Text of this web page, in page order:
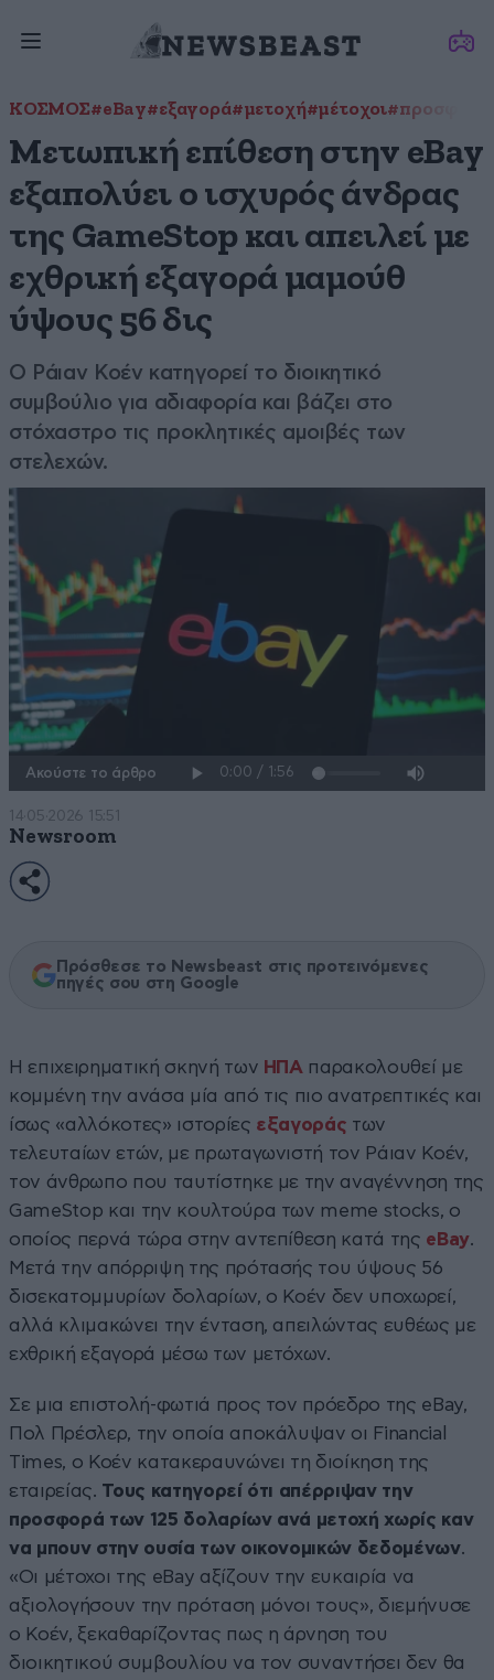
ΚΟΣΜΟΣ#eBay#εξαγορά#μετοχή#μέτοχοι#προσφορά
Μετωπική επίθεση στην eBay
εξαπολύει ο ισχυρός άνδρας
της GameStop και απειλεί με
εχθρική εξαγορά μαμούθ
ύψους 56 δις
Ο Ράιαν Κοέν κατηγορεί το διοικητικό
συμβούλιο για αδιαφορία και βάζει στο
στόχαστρο τις προκλητικές αμοιβές των
στελεχών.
Ακούστε το άρθρο
14·05·2026 15:51
Newsroom
Πρόσθεσε το Newsbeast στις προτεινόμενες
πηγές σου στη Google
Η επιχειρηματική σκηνή των ΗΠΑ παρακολουθεί με
κομμένη την ανάσα μία από τις πιο ανατρεπτικές και
ίσως «αλλόκοτες» ιστορίες εξαγοράς των
τελευταίων ετών, με πρωταγωνιστή τον Ράιαν Κοέν,
τον άνθρωπο που ταυτίστηκε με την αναγέννηση της
GameStop και την κουλτούρα των meme stocks, ο
οποίος περνά τώρα στην αντεπίθεση κατά της eBay.
Μετά την απόρριψη της πρότασής του ύψους 56
δισεκατομμυρίων δολαρίων, ο Κοέν δεν υποχωρεί,
αλλά κλιμακώνει την ένταση, απειλώντας ευθέως με
εχθρική εξαγορά μέσω των μετόχων.
Σε μια επιστολή-φωτιά προς τον πρόεδρο της eBay,
Πολ Πρέσλερ, την οποία αποκάλυψαν οι Financial
Times, ο Κοέν κατακεραυνώνει τη διοίκηση της
εταιρείας. Τους κατηγορεί ότι απέρριψαν την
προσφορά των 125 δολαρίων ανά μετοχή χωρίς καν
να μπουν στην ουσία των οικονομικών δεδομένων.
«Οι μέτοχοι της eBay αξίζουν την ευκαιρία να
αξιολογήσουν την πρόταση μόνοι τους», διεμήνυσε
ο Κοέν, ξεκαθαρίζοντας πως η άρνηση του
διοικητικού συμβουλίου να τον συναντήσει δεν θα